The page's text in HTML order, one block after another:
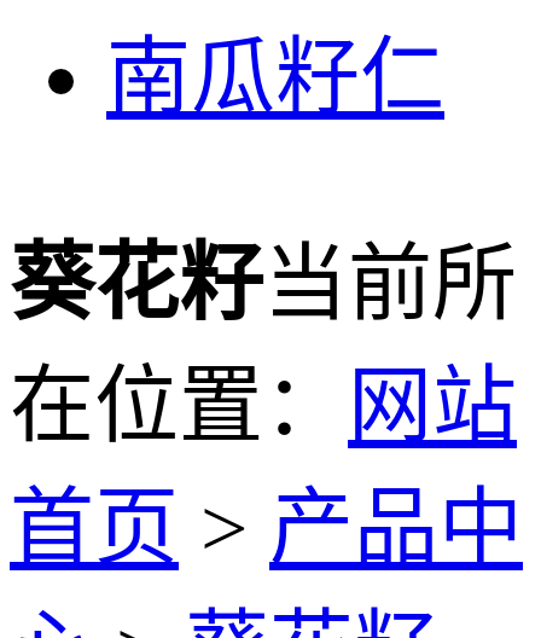
南瓜籽仁
葵花籽当前所
在位置：
网站
首页 > 产品中